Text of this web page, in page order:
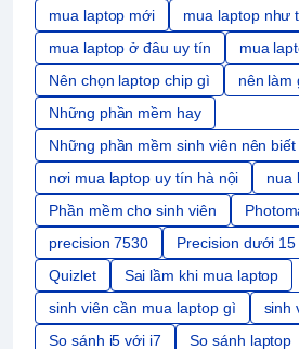
mua laptop mới
mua laptop như
mua laptop ở đâu uy tín
mua
Nên chọn laptop chip gì
nên làm
Những phần mềm hay
Những phần mềm sinh viên nên biết
nơi mua laptop uy tín hà nội
nua
Phần mềm cho sinh viên
precision 7530
Precision dưới
Quizlet
Sai lầm khi mua laptop
sinh viên cần mua laptop gì
sinh
So sánh i5 với i7
So sánh laptop